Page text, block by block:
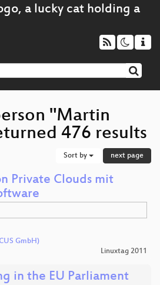
"Martin
476 results
Sort by next page
Private Clouds mit
GmbH)
Linuxtag 2011
in the EU Parliament